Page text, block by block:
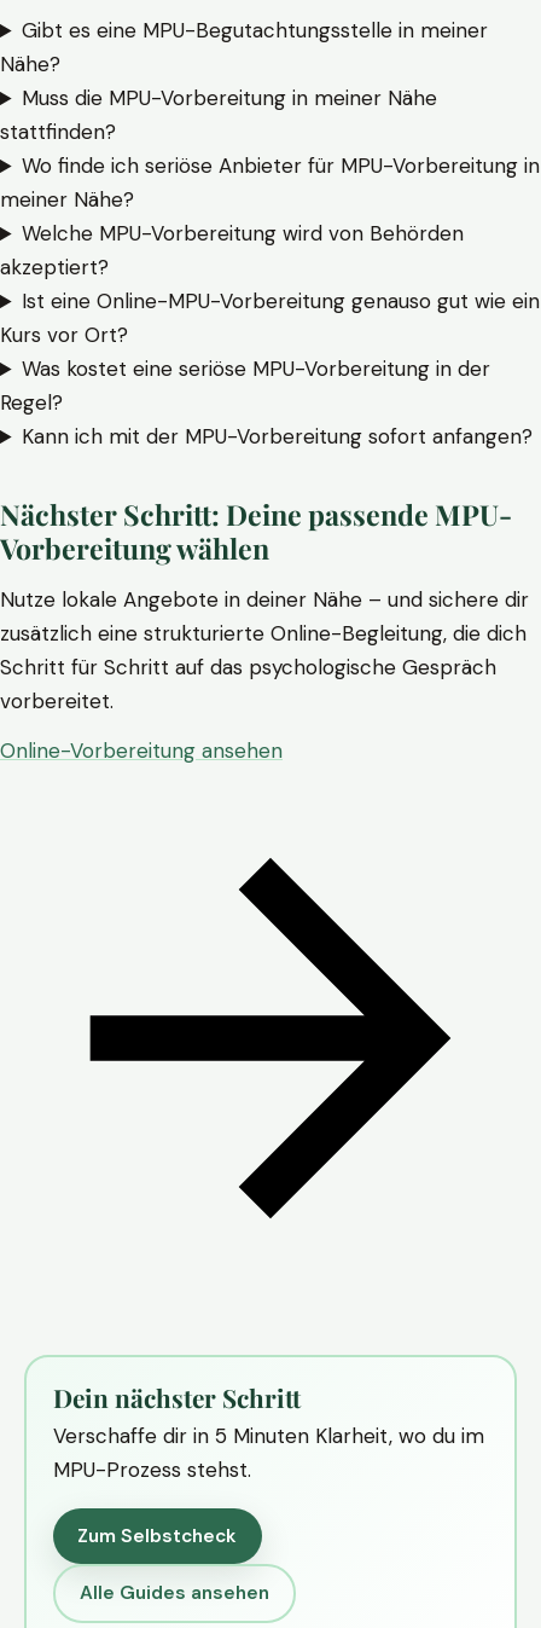
Gibt es eine MPU-Begutachtungsstelle in meiner
Nähe?
Muss die MPU-Vorbereitung in meiner Nähe
stattfinden?
Wo finde ich seriöse Anbieter für MPU-Vorbereitung in
meiner Nähe?
Welche MPU-Vorbereitung wird von Behörden
akzeptiert?
Ist eine Online-MPU-Vorbereitung genauso gut wie ein
Kurs vor Ort?
Was kostet eine seriöse MPU-Vorbereitung in der
Regel?
Kann ich mit der MPU-Vorbereitung sofort anfangen?
Nächster Schritt: Deine passende MPU-
Vorbereitung wählen
Nutze lokale Angebote in deiner Nähe – und sichere dir
zusätzlich eine strukturierte Online-Begleitung, die dich
Schritt für Schritt auf das psychologische Gespräch
vorbereitet.
Online-Vorbereitung ansehen
Dein nächster Schritt
Verschaffe dir in 5 Minuten Klarheit, wo du im
MPU-Prozess stehst.
Zum Selbstcheck
Alle Guides ansehen